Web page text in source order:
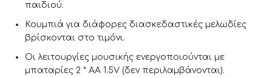
παιδιού.
Κουμπιά για διάφορες διασκεδαστικές μελωδίες
βρίσκονται στο τιμόνι.
Οι λειτουργίες μουσικής ενεργοποιούνται με
μπαταρίες 2 * AA 1.5V (δεν περιλαμβάνονται).